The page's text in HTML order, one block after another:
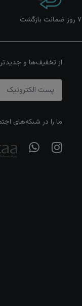
۷ روز ضمانت بازگشت
از تخفیف‌ها و
ما را در شبکه‌های